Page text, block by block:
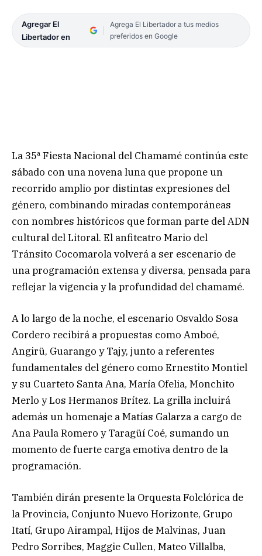
Agregar El
Libertador en
Agrega El Libertador a tus medios
preferidos en Google
La 35ª Fiesta Nacional del Chamamé continúa este
sábado con una novena luna que propone un
recorrido amplio por distintas expresiones del
género, combinando miradas contemporáneas
con nombres históricos que forman parte del ADN
cultural del Litoral. El anfiteatro Mario del
Tránsito Cocomarola volverá a ser escenario de
una programación extensa y diversa, pensada para
reflejar la vigencia y la profundidad del chamamé.
A lo largo de la noche, el escenario Osvaldo Sosa
Cordero recibirá a propuestas como Amboé,
Angirü, Guarango y Tajy, junto a referentes
fundamentales del género como Ernestito Montiel
y su Cuarteto Santa Ana, María Ofelia, Monchito
Merlo y Los Hermanos Brítez. La grilla incluirá
además un homenaje a Matías Galarza a cargo de
Ana Paula Romero y Taragüí Coé, sumando un
momento de fuerte carga emotiva dentro de la
programación.
También dirán presente la Orquesta Folclórica de
la Provincia, Conjunto Nuevo Horizonte, Grupo
Itatí, Grupo Airampal, Hijos de Malvinas, Juan
Pedro Sorribes, Maggie Cullen, Mateo Villalba,